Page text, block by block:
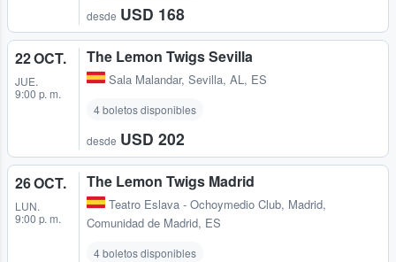
desde USD 168
22 OCT.
JUE.
9:00 p. m.
The Lemon Twigs Sevilla
Sala Malandar, Sevilla, AL, ES
4 boletos disponibles
desde USD 202
26 OCT.
LUN.
9:00 p. m.
The Lemon Twigs Madrid
Teatro Eslava - Ochoymedio Club, Madrid,
Comunidad de Madrid, ES
4 boletos disponibles